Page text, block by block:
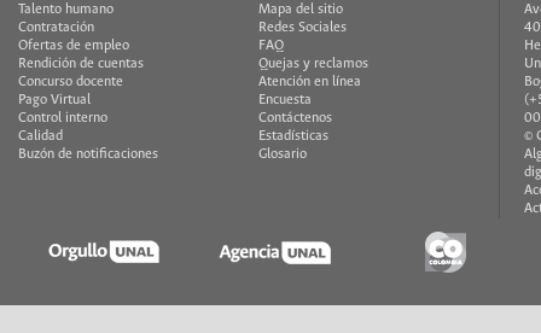
Talento humano
Contratación
Ofertas de empleo
Rendición de cuentas
Concurso docente
Pago Virtual
Control interno
Calidad
Buzón de notificaciones
Mapa del sitio
Redes Sociales
FAQ
Quejas y reclamos
Atención en línea
Encuesta
Contáctenos
Estadísticas
Glosario
©